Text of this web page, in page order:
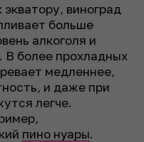
виноград
больше
алкоголя и
более прохладных
медленнее,
и даже при
легче.
пино нуары.